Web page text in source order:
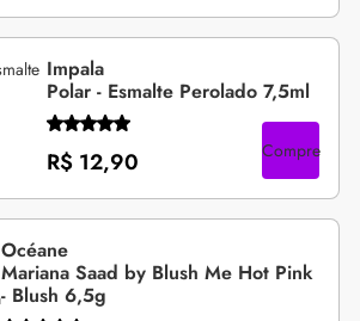
Impala
Polar - Esmalte Perolado 7,5ml
R$ 12,90 Compre
Océane
Mariana Saad by Blush Me Hot Pink
- Blush 6,5g